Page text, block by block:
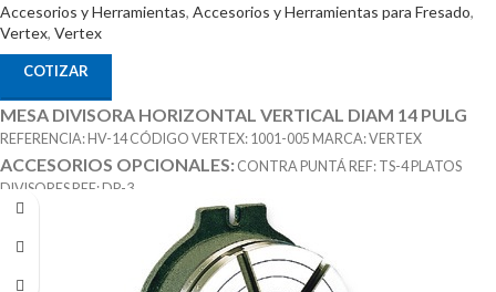
Accesorios y Herramientas, Accesorios y Herramientas para Fresado,
Vertex, Vertex
COTIZAR
MESA DIVISORA HORIZONTAL VERTICAL DIAM 14 PULG
REFERENCIA: HV-14 CÓDIGO VERTEX: 1001-005 MARCA: VERTEX
ACCESORIOS OPCIONALES: CONTRA PUNTÁ REF: TS-4 PLATOS
DIVISORES REF: DP-3